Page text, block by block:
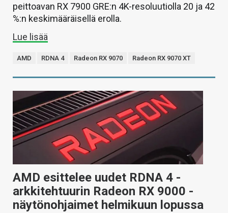
peittoavan RX 7900 GRE:n 4K-resoluutiolla 20 ja 42
%:n keskimääräisellä erolla.
Lue lisää
AMD RDNA 4 Radeon RX 9070 Radeon RX 9070 XT
AMD esittelee uudet RDNA 4 -
arkkitehtuurin Radeon RX 9000 -
näytönohjaimet helmikuun lopussa